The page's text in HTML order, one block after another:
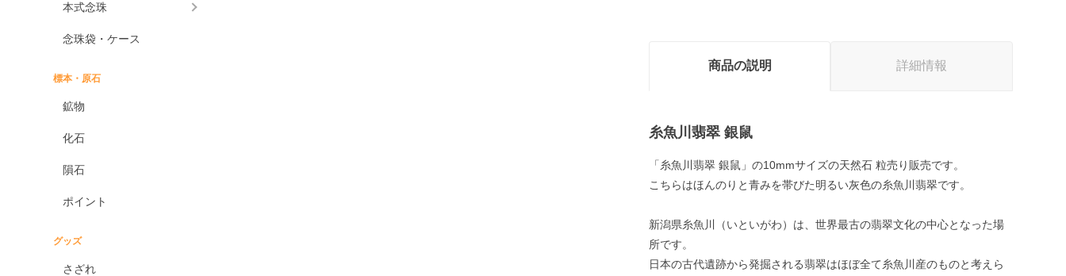
本式念珠
念珠袋・ケース
標本・原石
鉱物
化石
隕石
ポイント
グッズ
さざれ
商品の説明 詳細情報
糸魚川翡翠 銀鼠
「糸魚川翡翠 銀鼠」の10mmサイズの天然石 粒売り販売です。
こちらはほんのりと青みを帯びた明るい灰色の糸魚川翡翠です。
新潟県糸魚川（いといがわ）は、世界最古の翡翠文化の中心となった場
所です。
日本の古代遺跡から発掘される翡翠はほぼ全て糸魚川産のものと考えら